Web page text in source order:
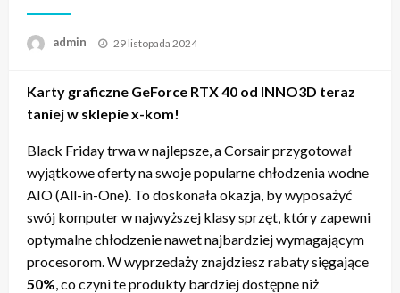
admin Napisano
29 listopada 2024
Karty graficzne GeForce RTX 40 od INNO3D teraz
taniej w sklepie x-kom!
Black Friday trwa w najlepsze, a Corsair przygotował
wyjątkowe oferty na swoje popularne chłodzenia wodne
AIO (All-in-One). To doskonała okazja, by wyposażyć
swój komputer w najwyższej klasy sprzęt, który zapewni
optymalne chłodzenie nawet najbardziej wymagającym
procesorom. W wyprzedaży znajdziesz rabaty sięgające
50%, co czyni te produkty bardziej dostępne niż